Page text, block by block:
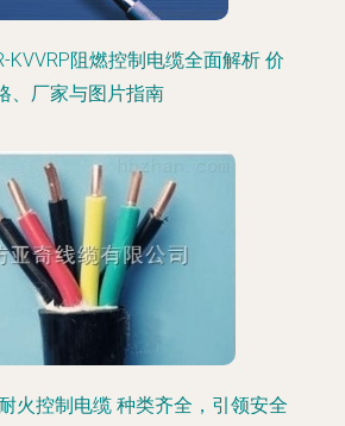
KVVRP阻燃控制电缆全面解析 价
、厂家与图片指南
火控制电缆 种类齐全，引领安全